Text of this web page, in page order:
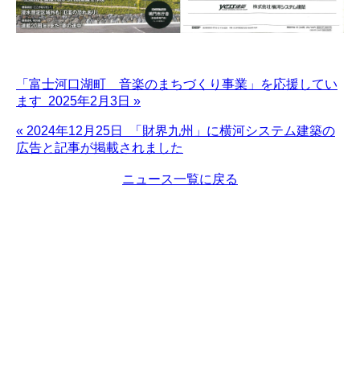
「富士河口湖町 音楽のまちづくり事業」を応援してい
ます 2025年2月3日 »
« 2024年12月25日 「財界九州」に横河システム建築の
広告と記事が掲載されました
ニュース一覧に戻る